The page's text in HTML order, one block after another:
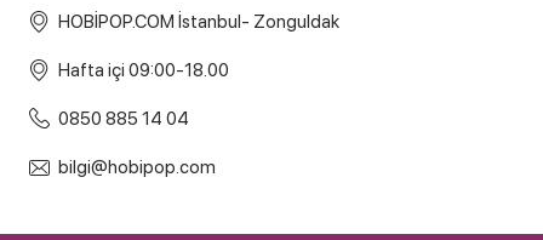
HOBİPOP.COM İstanbul- Zonguldak
Hafta içi 09:00-18.00
0850 885 14 04
bilgi@hobipop.com